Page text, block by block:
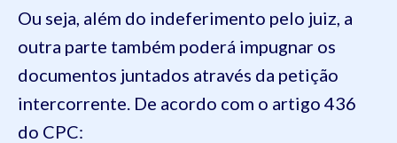
Ou seja, além do indeferimento pelo juiz, a
outra parte também poderá impugnar os
documentos juntados através da petição
intercorrente. De acordo com o artigo 436
do CPC: